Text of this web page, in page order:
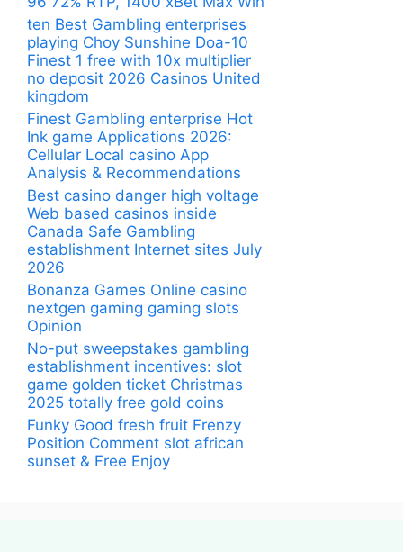
ten Best Gambling enterprises
playing Choy Sunshine Doa-10
Finest 1 free with 10x multiplier
no deposit 2026 Casinos United
kingdom
Finest Gambling enterprise Hot
Ink game Applications 2026:
Cellular Local casino App
Analysis & Recommendations
Best casino danger high voltage
Web based casinos inside
Canada Safe Gambling
establishment Internet sites July
2026
Bonanza Games Online casino
nextgen gaming gaming slots
Opinion
No-put sweepstakes gambling
establishment incentives: slot
game golden ticket Christmas
2025 totally free gold coins
Funky Good fresh fruit Frenzy
Position Comment slot african
sunset & Free Enjoy